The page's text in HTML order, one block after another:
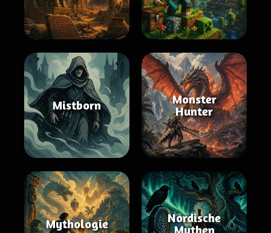
Mistborn
Monster
Hunter
Mythologie
Nordische
Mythen